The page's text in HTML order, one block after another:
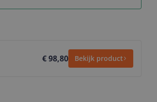
€ 98,80 Bekijk product